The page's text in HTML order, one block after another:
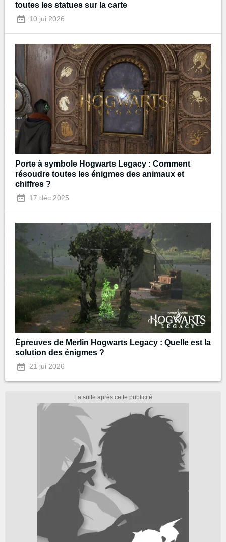
toutes les statues sur la carte
10 jui 2026
Porte à symbole Hogwarts Legacy : Comment
résoudre toutes les énigmes des animaux et
chiffres ?
17 déc 2025
Épreuves de Merlin Hogwarts Legacy : Quelle est la
solution des énigmes ?
21 jui 2026